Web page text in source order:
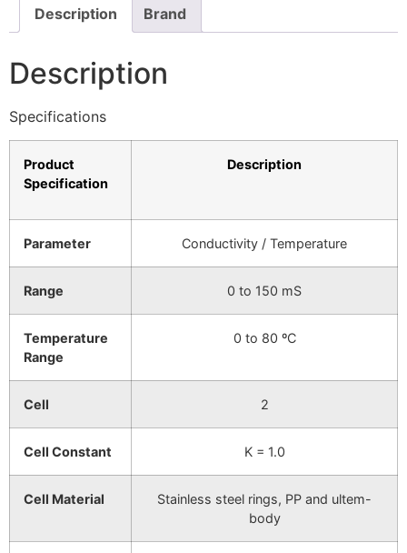
Description Brand
Description
Specifications
Product
Specification
Description
Parameter Conductivity / Temperature
Range 0 to 150 mS
Temperature
Range
0 to 80 ºC
Cell 2
Cell Constant K = 1.0
Cell Material
Stainless steel rings, PP and ultem-
body